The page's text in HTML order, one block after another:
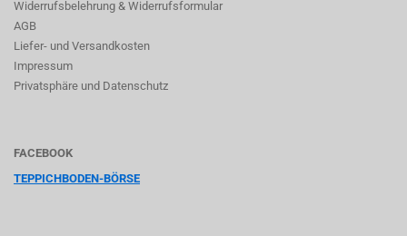
Widerrufsbelehrung & Widerrufsformular
AGB
Liefer- und Versandkosten
Impressum
Privatsphäre und Datenschutz
FACEBOOK
TEPPICHBODEN-BÖRSE